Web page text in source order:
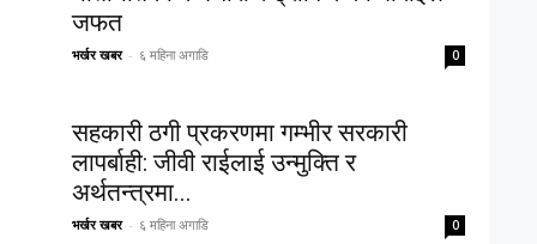
जफत
भर्खर खबर - ६ महिना अगाडि 0
सहकारी ठगी प्रकरणमा गम्भीर सरकारी
लापर्बाही: जीवी राईलाई उन्मुक्ति र
अर्थतन्त्रमा...
भर्खर खबर - ६ महिना अगाडि 0